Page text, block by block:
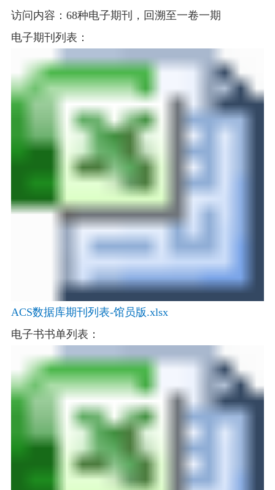
访问内容： 68种电子期刊，回溯至一卷一期
电子期刊列表：
ACS数据库期刊列表-馆员版.xlsx
电子书书单列表：